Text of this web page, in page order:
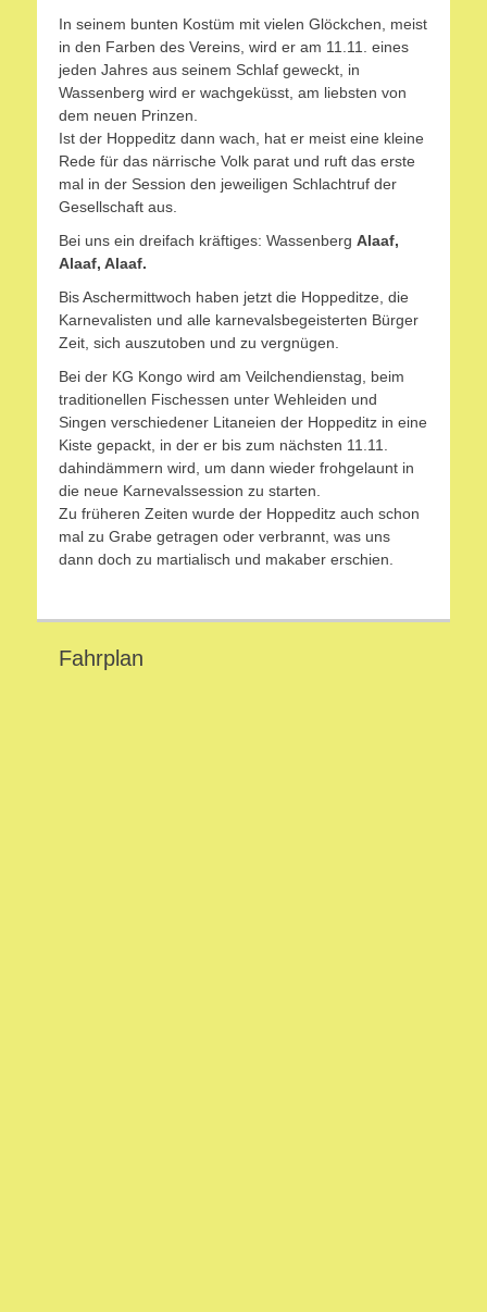
In seinem bunten Kostüm mit vielen Glöckchen, meist
in den Farben des Vereins, wird er am 11.11. eines
jeden Jahres aus seinem Schlaf geweckt, in
Wassenberg wird er wachgeküsst, am liebsten von
dem neuen Prinzen.
Ist der Hoppeditz dann wach, hat er meist eine kleine
Rede für das närrische Volk parat und ruft das erste
mal in der Session den jeweiligen Schlachtruf der
Gesellschaft aus.
Bei uns ein dreifach kräftiges: Wassenberg Alaaf,
Alaaf, Alaaf.
Bis Aschermittwoch haben jetzt die Hoppeditze, die
Karnevalisten und alle karnevalsbegeisterten Bürger
Zeit, sich auszutoben und zu vergnügen.
Bei der KG Kongo wird am Veilchendienstag, beim
traditionellen Fischessen unter Wehleiden und
Singen verschiedener Litaneien der Hoppeditz in eine
Kiste gepackt, in der er bis zum nächsten 11.11.
dahindämmern wird, um dann wieder frohgelaunt in
die neue Karnevalssession zu starten.
Zu früheren Zeiten wurde der Hoppeditz auch schon
mal zu Grabe getragen oder verbrannt, was uns
dann doch zu martialisch und makaber erschien.
Fahrplan